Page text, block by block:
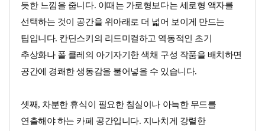
듯한 느낌을 줍니다. 이때는 가로형보다는 세로형 액자를
선택하는 것이 공간을 위아래로 더 넓어 보이게 만드는
팁입니다. 칸딘스키의 리드미컬하고 역동적인 초기
추상화나 폴 클레의 아기자기한 색채 구성 작품을 배치하면
공간에 경쾌한 생동감을 불어넣을 수 있습니다.
셋째, 차분한 휴식이 필요한 침실이나 아늑한 무드를
연출해야 하는 카페 공간입니다. 지나치게 강렬한